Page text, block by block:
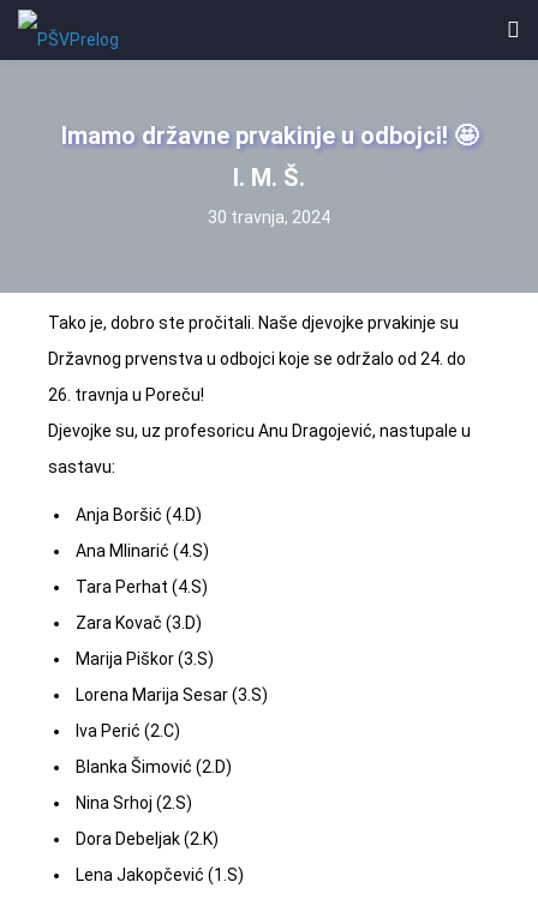
Imamo državne prvakinje u odbojci! 🤩
I. M. Š.
30 travnja, 2024
Tako je, dobro ste pročitali. Naše djevojke prvakinje su
Državnog prvenstva u odbojci koje se održalo od 24. do
26. travnja u Poreču!
Djevojke su, uz profesoricu Anu Dragojević, nastupale u
sastavu:
Anja Boršić (4.D)
Ana Mlinarić (4.S)
Tara Perhat (4.S)
Zara Kovač (3.D)
Marija Piškor (3.S)
Lorena Marija Sesar (3.S)
Iva Perić (2.C)
Blanka Šimović (2.D)
Nina Srhoj (2.S)
Dora Debeljak (2.K)
Lena Jakopčević (1.S)